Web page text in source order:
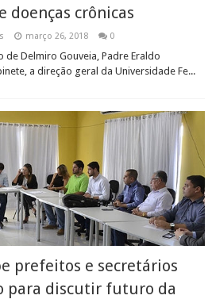
doenças crônicas
março 26, 2018 0
Delmiro Gouveia, Padre Eraldo
a direção geral da Universidade Fe...
prefeitos e secretários
para discutir futuro da